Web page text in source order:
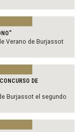
Verano de Burjassot
DE
Burjassot el segundo